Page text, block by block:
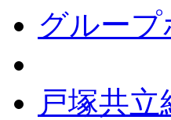
グルー
戸塚共